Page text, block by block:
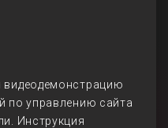
видеодемонстрацию
по управлению сайта
Инструкция